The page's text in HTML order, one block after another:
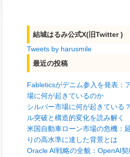
結城はるみ公式X(旧Twitter )
Tweets by harusmile
最近の投稿
Fableticsがデニム参入を発表：
場に何が起きているのか
シルバー市場に何が起きている
ル突破と構造的変化を読み解く
米国自動車ローン市場の危機：
りの高水準に達した背景とは
Oracle AI戦略の全貌：OpenAI